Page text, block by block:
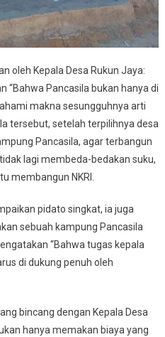
oleh Kepala Desa Rukun Jaya:
“Bahwa Pancasila bukan hanya di
makna sesungguhnya arti
tersebut, setelah terpilihnya desa
Pancasila, agar terbangun
lagi membeda-bedakan suku,
membangun NKRI.
pidato singkat, ia juga
sebuah kampung Pancasila
“Bahwa tugas kepala
di dukung penuh oleh
bincang dengan Kepala Desa
hanya memakan biaya yang